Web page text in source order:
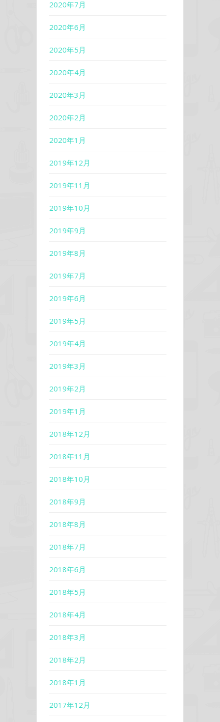
2020年7月
2020年6月
2020年5月
2020年4月
2020年3月
2020年2月
2020年1月
2019年12月
2019年11月
2019年10月
2019年9月
2019年8月
2019年7月
2019年6月
2019年5月
2019年4月
2019年3月
2019年2月
2019年1月
2018年12月
2018年11月
2018年10月
2018年9月
2018年8月
2018年7月
2018年6月
2018年5月
2018年4月
2018年3月
2018年2月
2018年1月
2017年12月